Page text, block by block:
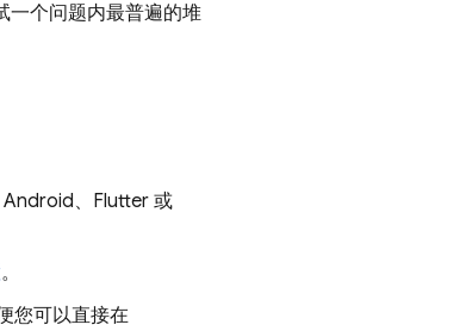
一个问题内最普遍的堆
、Flutter 或
。
您可以直接在